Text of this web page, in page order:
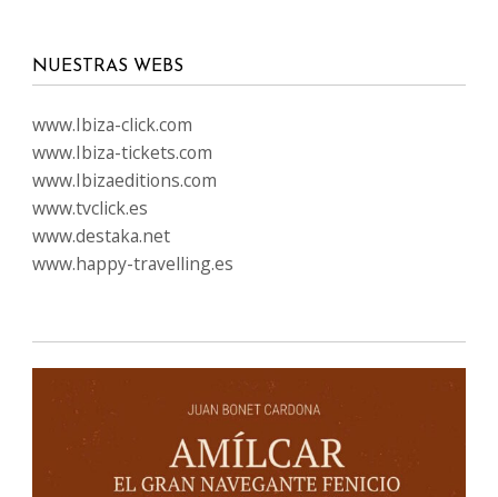
NUESTRAS WEBS
www.Ibiza-click.com
www.Ibiza-tickets.com
www.Ibizaeditions.com
www.tvclick.es
www.destaka.net
www.happy-travelling.es